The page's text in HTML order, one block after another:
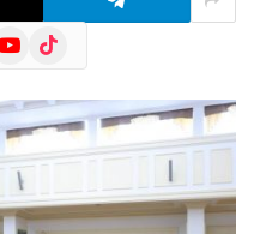
YouTube
TikTok